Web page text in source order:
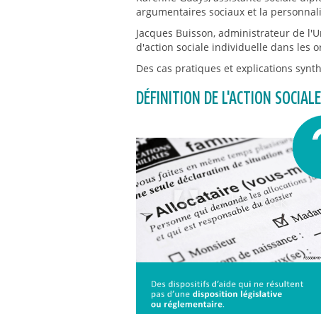
argumentaires sociaux et la
Jacques Buisson, administrateur de
d'action sociale individuelle dans les
Des cas pratiques et explications
DÉFINITION DE L'ACTION